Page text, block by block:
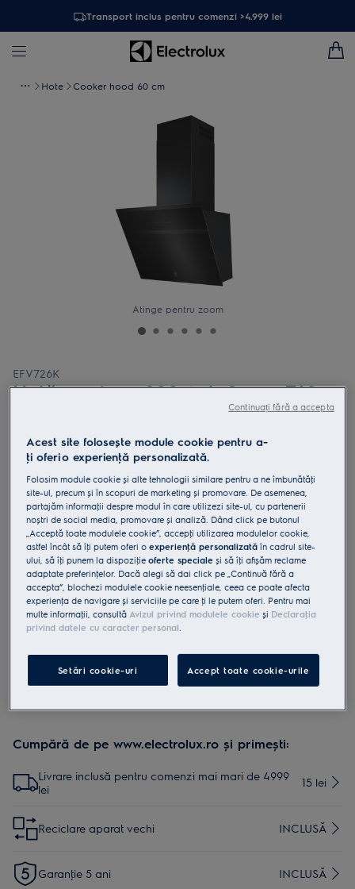
Transport inclus pentru comenzi >4.999 lei
Hote Cooker hood 60 cm
Atinge pentru zoom
EFV726K
Hotă șemineu 900 AutoSense 760
4.8 (1031)
Fișa cu informaţii despre produs
Beneficii
Tehnologie avansată cu senzori pentru un aer proaspăt și curat în
bucătărie.
AutoSense ajustează intuitiv extragerea.
Perfect Illumination. Luminozitate și temperatură a luminii reglabile
conform regulamentului UE 2023/988 sunt enumerate în
siguranţă a produsului, citește manualul de utilizare complet.
Cumpără de pe www.electrolux.ro și primești:
Livrare inclusă pentru comenzi mai mari de 4999
lei
15 lei
Reciclare aparat vechi INCLUSĂ
Garanţie 5 ani INCLUSĂ
Acest site folosește module cookie pentru a-
ţi oferi o experienţă personalizată.
Folosim module cookie și alte tehnologii similare pentru a ne îmbunătăţi
site-ul, precum și în scopuri de marketing și promovare. De asemenea,
partajăm informaţii despre modul în care utilizezi site-ul, cu partenerii
noștri de social media, promovare și analiză. Dând click pe butonul
„Acceptă toate modulele cookie”, accepţi utilizarea modulelor cookie,
astfel încât să îţi putem oferi oexperienţă personalizată în cadrul site-
ului, să îţi punem la dispoziţieoferte speciale și să îţi afișăm reclame
adaptate preferinţelor. Dacă alegi să dai click pe „Continuă fără a
accepta”, blochezi modulele cookie neesenţiale, ceea ce poate afecta
experienţa de navigare și serviciile pe care ţi le putem oferi. Pentru mai
multe informaţii, consultăAvizul privind modulele cookie și Declaraţia
privind datele cu caracter personal.
Setări cookie-uri Accept toate cookie-urile
Continuați fără a accepta